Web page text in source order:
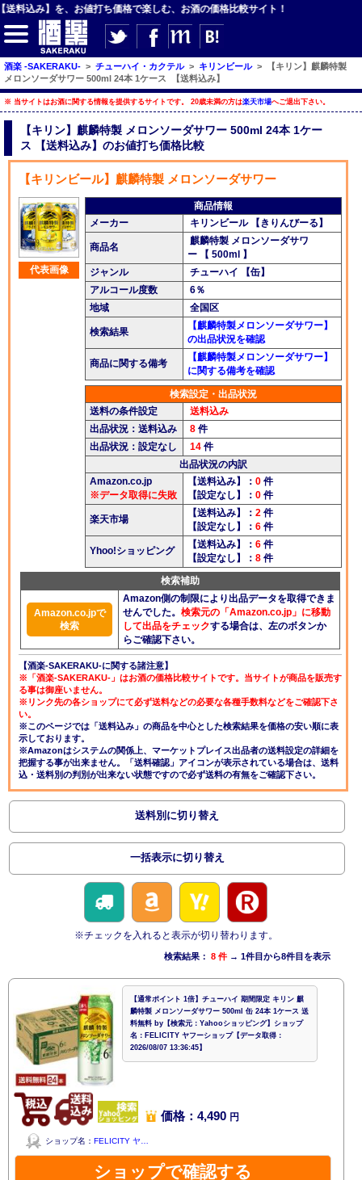
、お値打ち価格で楽しむ、お酒の価格比較サイト！
【サイト内検索】
検索
【ジャンルメニュー】
ビール
発泡酒・新ジャンル
チューハイ・カクテル
ハイボール・水割り
酒楽 -SAKERAKU- > チューハイ・カクテル > キリンビール >
【キリン】麒麟特製
メロンソーダサワー 500ml 24本 1ケース 【送料込み】
※ 当サイトはお酒に関する情報を提供するサイトです。 20歳未満の方は楽天市場へご退出下さい。
【キリン】麒麟特製 メロンソーダサワー 500ml 24本 1ケー
ス 【送料込み】のお値打ち価格比較
【キリンビール】麒麟特製 メロンソーダサワー
代表画像
商品情報
メーカー
キリンビール 【きりんびーる】
商品名
麒麟特製 メロンソーダサワ
ー 【 500ml 】
ジャンル
チューハイ 【缶】
アルコール度数
6％
地域
全国区
検索結果
【麒麟特製メロンソーダサワー】
の出品状況を確認
商品に関する備考
【麒麟特製メロンソーダサワー】
に関する備考を確認
検索設定・出品状況
送料の条件設定
送料込み
出品状況：送料込み
8 件
出品状況：設定なし
14 件
出品状況の内訳
Amazon.co.jp
※データ取得に失敗
【送料込み】： 0 件
【設定なし】： 0 件
楽天市場
【送料込み】： 2 件
【設定なし】： 6 件
Yhoo!ショッピング
【送料込み】： 6 件
【設定なし】： 8 件
検索補助
Amazon.co.jpで
検索
Amazon側の制限により出品データを取得できま
せんでした。 検索元の「Amazon.co.jp」に移動
して出品をチェックする場合は、左のボタンか
らご確認下さい。
【酒楽-SAKERAKU-に関する諸注意】
※「酒楽-SAKERAKU-」はお酒の価格比較サイトです。当サイトが商品を販売す
る事は御座いません。
※リンク先の各ショップにて必ず送料などの必要な各種手数料などをご確認下さ
い。
※このページでは「送料込み」の商品を中心とした検索結果を価格の安い順に表
示しております。
※Amazonはシステムの関係上、マーケットプレイス出品者の送料設定の詳細を
把握する事が出来ません。「送料確認」アイコンが表示されている場合は、送料
込・送料別の判別が出来ない状態ですので必ず送料の有無をご確認下さい。
送料別に切り替え
一括表示に切り替え
※チェックを入れると表示が切り替わります。
検索結果： 8 件 → 1件目から8件目を表示
【通常ポイント 1倍】チューハイ 期間限定 キリン 麒
麟特製 メロンソーダサワー 500ml 缶 24本 1ケース 送
料無料 by【検索元：Yahooショッピング】ショップ
名：FELICITY ヤフーショップ【データ取得：
2026/08/07 13:36:45】
価格：4,490 円
ショップ名： FELICITY ヤ…
ショップで確認する